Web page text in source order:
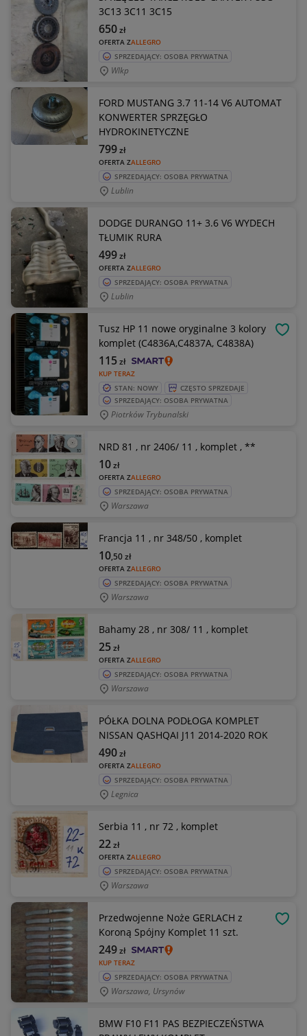
3C13 3C11 3C15
OFERTA ZALLEGRO
650zł
SPRZEDAJĄCY: OSOBA PRYWATNA
Wlkp
FORD MUSTANG 3.7 11-14 V6 AUTOMAT
KONWERTER SPRZĘGŁO
HYDROKINETYCZNE
OFERTA ZALLEGRO
799zł
SPRZEDAJĄCY: OSOBA PRYWATNA
Lublin
DODGE DURANGO 11+ 3.6 V6 WYDECH
TŁUMIK RURA
OFERTA ZALLEGRO
499zł
SPRZEDAJĄCY: OSOBA PRYWATNA
Lublin
Tusz HP 11 nowe oryginalne 3 kolory
komplet (C4836A,C4837A, C4838A)
KUP TERAZ
115zł
STAN: NOWY
CZĘSTO SPRZEDAJE
SPRZEDAJĄCY: OSOBA PRYWATNA
Piotrków Trybunalski
NRD 81 , nr 2406/ 11 , komplet , **
OFERTA ZALLEGRO
10zł
SPRZEDAJĄCY: OSOBA PRYWATNA
Warszawa
Francja 11 , nr 348/50 , komplet
OFERTA ZALLEGRO
10,50zł
SPRZEDAJĄCY: OSOBA PRYWATNA
Warszawa
Bahamy 28 , nr 308/ 11 , komplet
OFERTA ZALLEGRO
25zł
SPRZEDAJĄCY: OSOBA PRYWATNA
Warszawa
PÓŁKA DOLNA PODŁOGA KOMPLET
NISSAN QASHQAI J11 2014-2020 ROK
OFERTA ZALLEGRO
490zł
SPRZEDAJĄCY: OSOBA PRYWATNA
Legnica
Serbia 11 , nr 72 , komplet
OFERTA ZALLEGRO
22zł
SPRZEDAJĄCY: OSOBA PRYWATNA
Warszawa
Przedwojenne Noże GERLACH z
Koroną Spójny Komplet 11 szt.
KUP TERAZ
249zł
SPRZEDAJĄCY: OSOBA PRYWATNA
Warszawa, Ursynów
BMW F10 F11 PAS BEZPIECZEŃSTWA